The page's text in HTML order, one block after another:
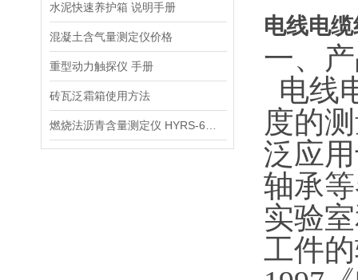
水泥快速养护箱 说明手册
混凝土含气量测定仪价格
重型动力触探仪 手册
砖瓦泛霜箱使用方法
电线电
一、
电线
度的
泛应
轴承
实验
工件